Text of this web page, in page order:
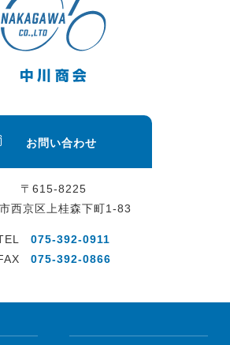
お問い合わせ
〒615-8225
西京区上桂森下町1-83
075-392-0911
075-392-0866